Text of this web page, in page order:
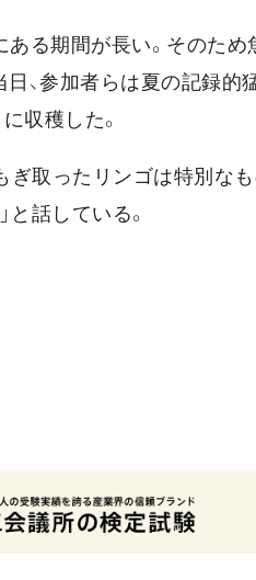
る期間が長い。そのため
、参加者らは夏の記録
収穫した。
ぎ取ったリンゴは特別な
話している。